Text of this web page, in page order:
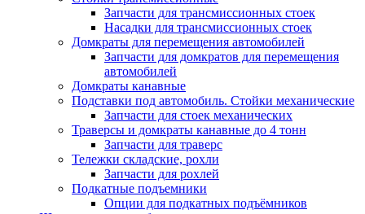
Запчасти для трансмиссионных стоек
Насадки для трансмиссионных стоек
Домкраты для перемещения автомобилей
Запчасти для домкратов для перемещения
автомобилей
Домкраты канавные
Подставки под автомобиль. Стойки механические
Запчасти для стоек механических
Траверсы и домкраты канавные до 4 тонн
Запчасти для траверс
Тележки складские, рохли
Запчасти для рохлей
Подкатные подъемники
Опции для подкатных подъёмников